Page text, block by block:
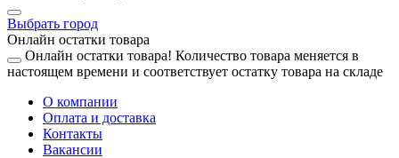
Выбрать город
Онлайн остатки товара
Онлайн остатки товара! Количество товара меняется в
настоящем времени и соответствует остатку товара на складе
О компании
Оплата и доставка
Контакты
Вакансии